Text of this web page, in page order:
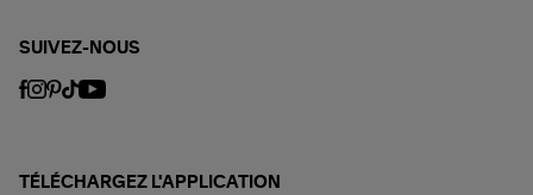
SUIVEZ-NOUS
TÉLÉCHARGEZ L'APPLICATION